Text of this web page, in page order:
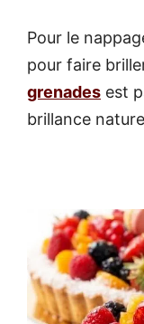
Pour le
pour faire
grenades est
brillance